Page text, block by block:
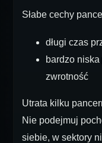
Słabe cechy
długi czas
bardzo
zwrotność
Utrata kilku
Nie podejmuj
siebie, w sektory